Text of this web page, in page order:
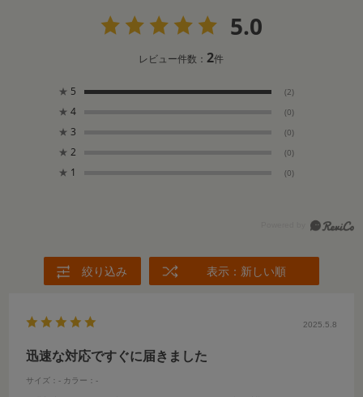
5.0
レビュー件数：2件
★ 5 (2)
★ 4 (0)
★ 3 (0)
★ 2 (0)
★ 1 (0)
絞り込み 表示：新しい順
2025.5.8
迅速な対応ですぐに届きました
サイズ：- カラー：-